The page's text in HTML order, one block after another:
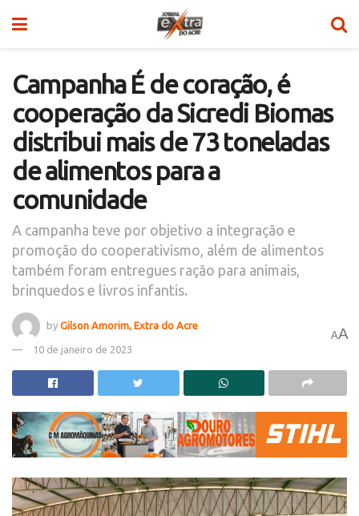
Campanha É de coração, é
cooperação da Sicredi Biomas
distribui mais de 73 toneladas
de alimentos para a
comunidade
A campanha teve por objetivo a integração e
promoção do cooperativismo, além de alimentos
também foram entregues ração para animais,
brinquedos e livros infantis.
by Gilson Amorim, Extra do Acre
10 de janeiro de 2023
AA